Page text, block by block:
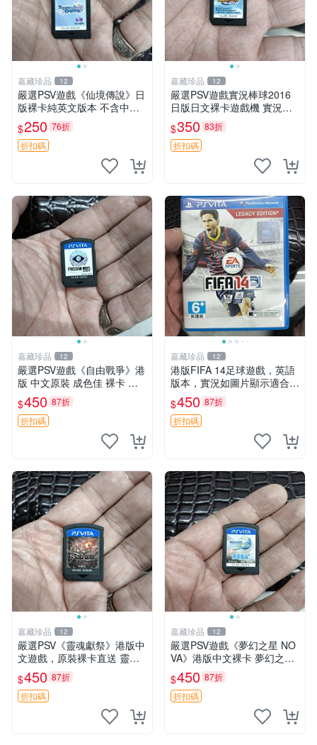
嘉藏珍品 12
嚴選PSV遊戲《仙境傳說》日
版裸卡純英文版本 不含中文
字幕 獨家銷售 仙境傳說 PSV
日版 游戲
$250 76折
折扣碼
嘉藏珍品 12
嚴選PSV遊戲實況棒球2016
日版日文裸卡遊戲機 實況棒
球 游戲 2016
$350 83折
折扣碼
嘉藏珍品 12
嚴選PSV遊戲《自由戰爭》港
版 中文原裝 成色佳 裸卡 自
由戰爭 PSV 港版 中文
$450 87折
折扣碼
嘉藏珍品 12
港版FIFA 14足球遊戲，英語
版本，實況如圖片顯示適合收
藏 FIFA 14 港版 遊戲電玩
$450 87折
折扣碼
嘉藏珍品 12
嚴選PSV《靈魂獻祭》港版中
文遊戲，原裝裸卡直送 靈魂
獻祭 PSV 游戲 卡帶
$450 87折
折扣碼
嘉藏珍品 12
嚴選PSV遊戲《夢幻之星 NO
VA》港版中文裸卡 夢幻之星
游戲 PSV 遊戲卡帶
$450 87折
折扣碼